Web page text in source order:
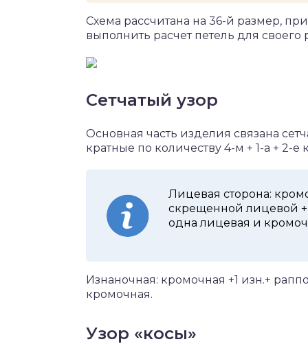
Схема рассчитана на 36-й размер,
выполнить расчет петель для
Сетчатый узор
Основная часть изделия связана
кратные по количеству 4-м + 1-а + 2-
Лицевая сторона:
скрещенной лицевой +
одна лицевая и
Изнаночная: кромочная +1 изн.+
кромочная.
Узор «косы»